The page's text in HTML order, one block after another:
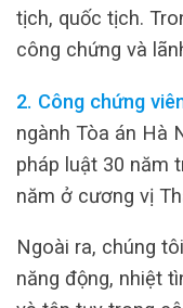
tịch, quốc tịch.
công chứng và
2. Công chứng
ngành Tòa án Hà
pháp luật 30 năm
năm ở cương vị
Ngoài ra, chúng
năng động, nhiệt